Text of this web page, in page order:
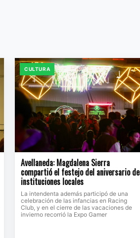
CULTURA
Avellaneda: Magdalena Sierra
compartió el festejo del aniversario de
instituciones locales
La intendenta además participó de una
celebración de las infancias en Racing
Club, y en el cierre de las vacaciones de
invierno recorrió la Expo Gamer